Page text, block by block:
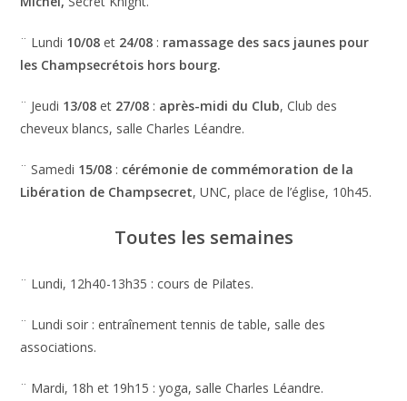
¨ Lundi 10/08 et 24/08 : ramassage des sacs jaunes pour
les Champsecrétois hors bourg.
¨ Jeudi 13/08 et 27/08 : après-midi du Club, Club des
cheveux blancs, salle Charles Léandre.
¨ Samedi 15/08 : cérémonie de commémoration de la
Libération de Champsecret, UNC, place de l’église, 10h45.
Toutes les semaines
¨ Lundi, 12h40-13h35 : cours de Pilates.
¨ Lundi soir : entraînement tennis de table, salle des
associations.
¨ Mardi, 18h et 19h15 : yoga, salle Charles Léandre.